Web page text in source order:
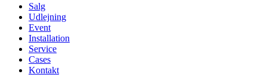
Salg
Udlejning
Event
Installation
Service
Cases
Kontakt